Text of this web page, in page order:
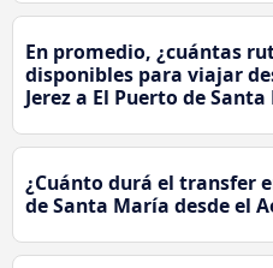
En promedio, ¿cuántas
disponibles para viajar
Jerez a El Puerto de
¿Cuánto durá el transfer
de Santa María desde el